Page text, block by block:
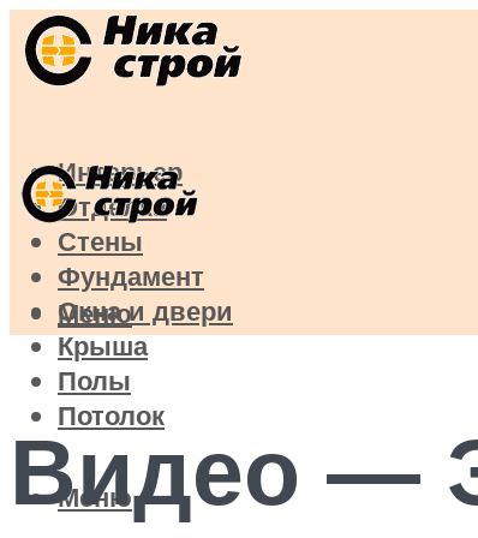
Интерьер
Отделка
Стены
Фундамент
Окна и двери
Крыша
Полы
Потолок
Меню
Меню
Видео —